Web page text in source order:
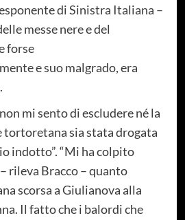
di Sinistra Italiana –
messe nere e del
forse
e suo malgrado, era
mi sento di escludere né la
tortoretana sia stata drogata
indotto”. “Mi ha colpito
rileva Bracco – quanto
scorsa a Giulianova alla
Il fatto che i balordi che